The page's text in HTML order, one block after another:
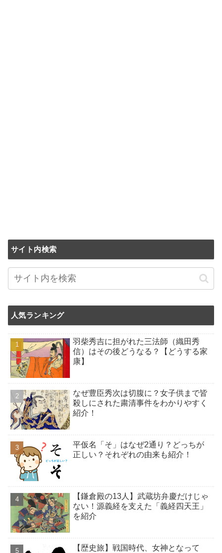
サイト内検索
人気ランキング
羽柴秀吉に担がれた三法師（織田秀
信）はその後どうなる？【どうする家
康】
なぜ豊臣秀次は切腹に？女子供まで皆
殺しにされた粛清事件をわかりやすく
紹介！
平仮名「そ」はなぜ2通り？どっちが
正しい？それぞれの由来も紹介！
【鎌倉殿の13人】武蔵坊弁慶だけじゃ
ない！源義経を支えた「義経四天王」
を紹介
【歴史旅】戦国時代、女神となって